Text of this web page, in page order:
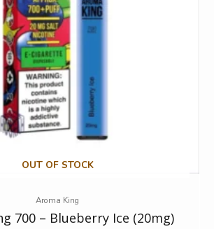
OUT OF STOCK
Aroma King
700 – Blueberry Ice (20mg)